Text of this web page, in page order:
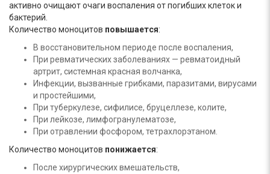
активно очищают очаги воспаления от погибших клеток и
бактерий.
Количество моноцитов повышается:
В восстановительном периоде после воспаления,
При ревматических заболеваниях — ревматоидный
артрит, системная красная волчанка,
Инфекции, вызванные грибками, паразитами, вирусами
и простейшими,
При туберкулезе, сифилисе, бруцеллезе, колите,
При лейкозе, лимфогранулематозе,
При отравлении фосфором, тетрахлорэтаном.
Количество моноцитов понижается:
После хирургических вмешательств,